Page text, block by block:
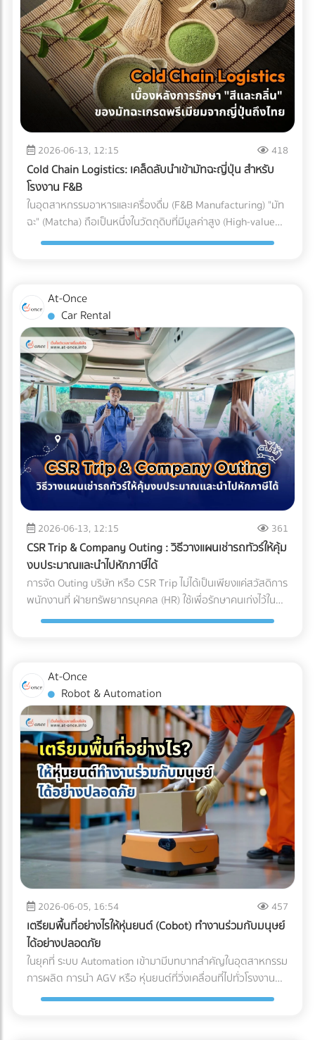
ถูกบรรจุลงตู้คอนเทนเนอร์ สำหรับธุรกิจ SME หรือองค์กรที่
ต้องการเติบโตในตลาดโลกอย่างยั่งยืน การยอมจ่ายค่าบริการที่
สมเหตุสมผลให้กับผู้เชี่ยวชาญ ย่อมเป็นทางเลือกที่ปลอดภัยและ
คุ้มค่ากว่าการยอมเสี่ยงเพื่อประหยัดงบเพียงเล็กน้อย แต่ต้องมา
นั่งเสียใจกับค่าปรับและปัญหาสินค้าติดท่าเรือในภายหลังอย่าง
(Particulate Matter Control) ในกรณีของอุปกรณ์ที่ต้องสัมผัส
กับกระแสเลือดโดยตรง เช่น สายสวนหลอดเลือด (Catheters)
หรือถุงเก็บเลือด ฝุ่นผงเพียงเล็กน้อยที่ปะปนเข้าไปอาจทำให้เกิด
ภาวะลิ่มเลือดอุดตัน หรือการอักเสบขั้นรุนแรงในร่างกายผู้ป่วยได้
ระบบ Cleanroom จะคอยกรองฝุ่นละออง สะเก็ดผิวหนัง หรือ
เส้นผมของพนักงาน ไม่ให้หลุดรอดลงไปในไลน์การผลิตอย่าง
เด็ดขาด 3. การควบคุมอุณหภูมิและความชื้น (Temperature &
Humidity) พลาสติกเกรดการแพทย์บางชนิดมีความไวต่อ
ความชื้นและอุณหภูมิ หากสภาพแวดล้อมแกว่งไปมา อาจส่งผล
ต่อขนาด (Dimension) และความแข็งแรงของชิ้นงาน
Cleanroom จะช่วยรักษาสภาพแวดล้อมให้คงที่ ทำให้ชิ้นส่วน
พลาสติกทุกชิ้นที่ถูกฉีดออกมามีขนาดที่แม่นยำ (Precision) ตาม
ที่วิศวกรออกแบบไว้ การบรรจุภัณฑ์ (Packaging): ขั้นตอนชี้ชะตา
ภายใน Cleanroom จุดบอดที่หลายคนมักมองข้ามคือ
กระบวนการบรรจุ แม้ชิ้นส่วนพลาสติกจะถูกผลิตออกมาอย่าง
ในโรงงานมาตรฐาน การนำชิ้นส่วนพลาสติกออกจากแม่พิมพ์
(Demolding), การประกอบชิ้นส่วน (Assembly), และ การซีล
บรรจุภัณฑ์ (Sealing) จะต้องดำเนินการให้เสร็จสิ้นภายใน
Cleanroom ทั้งหมด บรรจุภัณฑ์ที่ใช้มักเป็นถุงฟอยล์หรือถุง
Tyvek ที่ได้มาตรฐานการแพทย์ เมื่อซีลปิดผนึกเรียบร้อยแล้ว จึง
จะสามารถนำชิ้นงานนั้นออกจาก Cleanroom สู่คลังสินค้าปกติ
ได้ บทสรุป: ความมั่นใจที่ส่งต่อถึงมือผู้ป่วย การลงทุนสร้างและ
บำรุงรักษา Cleanroom มีต้นทุนที่สูงมาก ทั้งค่าระบบปรับอากาศ
ค่าชุดป้องกัน (Gowning) และการตรวจสอบมาตรฐานประจำปี แต่
สำหรับอุตสาหกรรมการแพทย์ นี่คือการลงทุนที่ประเมินค่าไม่ได้
สำหรับฝ่ายจัดซื้อหรือเจ้าของแบรนด์อุปกรณ์การแพทย์ การ
เลือกพาร์ทเนอร์ หรือ OEM โรงงานพลาสติกที่ได้รับการรับรอง
มาตรฐาน Cleanroom (ISO 14644) และระบบบริหารงาน
คุณภาพสำหรับเครื่องมือแพทย์ (ISO 13485) ไม่เพียงแต่ช่วยลด
ความเสี่ยงในการถูกตีกลับสินค้า (Product Recall) แต่ยัง
เป็นการสร้างความมั่นใจสูงสุดว่า ผลิตภัณฑ์ของคุณจะปลอดภัย
และพร้อมช่วยชีวิตผู้ป่วยได้อย่างแท้จริง
Parts) ที่ต้องทนต่อแรงดันและอุณหภูมิที่เปลี่ยนแปลงตลอดเวลา
หากเลือกใช้ชิ้นส่วนที่ไม่ได้มาตรฐาน นี่คือสิ่งที่อาจต้องจ่ายคืนใน
ภายหลัง: 1. ต้นทุนจากของเสียและเวลาสูญเปล่าในไลน์ผลิต
(False Reject & Downtime) อะไหล่ที่ราคาถูกมักจะแลกมากับ
การควบคุมคุณภาพ (QC) ที่หละหลวม สมมติว่ามีการนำ Stop
Valve ที่ไม่ได้มาตรฐานมาประกอบ เมื่อถึงขั้นตอนทดสอบแรงดัน
แล้วพบว่าวาล์วเกิดการรั่วซึม สิ่งที่ตามมาคือโรงงานต้องหยุด
สายพานการผลิต เสียเวลาถอดประกอบใหม่ และสูญเสียต้นทุน
ค่าแรงของพนักงานไปอย่างเปล่าประโยชน์ (Downtime Cost) 2.
ค่าใช้จ่ายในการเคลมสินค้าและชื่อเสียงที่เสียไป (Warranty
Claims & Reputation) "ความทนทาน" คือหัวใจของเครื่องปรับ
อากาศ ชิ้นส่วนอย่าง Accumulator ทำหน้าที่สำคัญในการดักจับ
ของเหลวไม่ให้ไหลกลับเข้าไปทำลายคอมเพรสเซอร์ หาก
Accumulator เกิดสนิมทะลุ หรือดักของเหลวไม่ได้
คอมเพรสเซอร์จะพังก่อนหมดอายุการใช้งานทันที ต้นทุนในการ
หลายร้อยเท่า 3. ต้นทุนจากการไม่ผ่านมาตรฐานสากล
(Compliance Risks) ในปี 2026 ทั่วโลกหันมาใช้น้ำยาแอร์รักษ์
โลก (Eco-Friendly Refrigerants) ซึ่งมักจะมีแรงดันสูงกว่า
น้ำยาแอร์ยุคเก่า ชิ้นส่วนราคาถูกอาจไม่ได้ถูกออกแบบมาเพื่อ
รองรับสเปกใหม่นี้ ทำให้ไม่ผ่านมาตรฐานความปลอดภัย
นอกจากนี้ หากซัพพลายเออร์ต้นทางไม่มีระบบจัดการสิ่ง
แวดล้อมที่ดี โรงงานก็อาจเผชิญความยากลำบากในการขอใบรับ
รองสากลเพื่อส่งออกสินค้าไปต่างประเทศ บทสรุป: การเปลี่ยน
มุมมองจาก "ราคา" สู่ "ความคุ้มค่า" แบรนด์ผู้ผลิตเครื่องปรับ
อากาศชั้นนำระดับโลก ล้วนเข้าใจถึงกฎข้อนี้ดี พวกเขาจึงมักไม่
ประนีประนอมกับชิ้นส่วนกลไกที่อยู่ภายใน และเจาะจงเลือกใช้ผู้
ผลิตชิ้นส่วน (OEM) ที่มีกระบวนการตรวจสอบคุณภาพแบบ
Standards หรือมาตรฐาน ISO) เท่านั้น การเปลี่ยนมุมมองจาก
การหา "อะไหล่ที่ถูกที่สุด" เป็น "อะไหล่ที่ลดความเสี่ยงได้มากที่สุด"
คือกุญแจสำคัญที่ทำให้องค์กรเติบโตอย่างยั่งยืน การเลือก
ซัพพลายเออร์จึงไม่ใช่แค่การเปรียบเทียบใบเสนอราคา แต่คือการ
มองหา "พาร์ทเนอร์เชิงกลยุทธ์" ที่สามารถช่วยควบคุม Total
Cost of Ownership ได้อย่างแท้จริง ท้ายที่สุดแล้ว การลงทุนกับ
ชิ้นส่วนที่มีคุณภาพตั้งแต่ต้นทาง ย่อมเป็นทางเลือกที่คุ้มค่ากว่า
2026-06-13, 12:15 418
Cold Chain Logistics: เคล็ดลับนำเข้ามัทฉะญี่ปุ่น สำหรับ
โรงงาน F&B
ในอุตสาหกรรมอาหารและเครื่องดื่ม (F&B Manufacturing) "มัท
ฉะ" (Matcha) ถือเป็นหนึ่งในวัตถุดิบที่มีมูลค่าสูง (High-value
Ingredient) และได้รับความนิยมอย่างต่อเนื่อง แต่ในขณะเดียวกัน
การขนส่งผงชาใส่ตู้คอนเทนเนอร์แล้วจบไป เพราะหากขาดการ
บริหารจัดการซัพพลายเชนที่ถูกต้อง สิ่งที่ส่งมาถึงหน้าโรงงาน
อาจกลายเป็นเพียง "ผงชาสีหม่น" ที่สูญเสียทั้งเอกลักษณ์และ
มูลค่า กุญแจสำคัญที่อยู่เบื้องหลังการคงสภาพความสดใหม่ สี
เขียวสว่าง และกลิ่นอูมามิของมัทฉะไว้ได้อย่างสมบูรณ์แบบ คือ
ระบบขนส่งที่เรียกว่า Cold Chain Logistics (ระบบห่วงโซ่ความ
เย็น) ทำไม "มัทฉะ" ถึงต้องการการดูแลระดับพิเศษ? ก่อนจะเข้าใจ
ความสำคัญของการขนส่ง ต้องเข้าใจธรรมชาติของผงมัทฉะ
ก่อน มัทฉะคือการนำใบชาทั้งใบไปบดละเอียดด้วยโม่หินจนเป็นผง
ขนาดไมครอน ทำให้ตัวผงชามีพื้นที่ผิวสัมผัสกับอากาศมาก ศัตรู
ตัวร้ายที่ทำลายคุณภาพของมัทฉะมีอยู่ 3 ประการหลัก: ความ
ร้อน (Heat): อุณหภูมิที่สูงเกินไปจะเร่งกระบวนการสลายตัวของ
คลอโรฟิลล์ (Chlorophyll) ทำให้สีเขียวสว่างสดใส (Vibrant
Green) กลายเป็นสีเหลืองอมน้ำตาล (Yellowish-brown)
ออกซิเจน (Oxygen): ทำให้เกิดปฏิกิริยาออกซิเดชัน (Oxidation)
ซึ่งจะทำลายสารประกอบที่ให้กลิ่นหอม (Aroma) และสารต้าน
อนุมูลอิสระ (Catechins) ทำให้รสชาติอูมามิหายไป และเกิดความ
ขมฝาดขึ้นมาแทน ความชื้นและแสง (Moisture & Light): เร่งการ
เติบโตของจุลินทรีย์ และทำให้สีของชาซีดจางลงอย่างรวดเร็ว
Cold Chain Logistics ทำงานอย่างไรในเส้นทาง ญี่ปุ่น-ไทย?
รอยต่อ" (Seamless Temperature Control) ตั้งแต่หน้าฟาร์มที่
ญี่ปุ่นจนถึงประตูโรงงานในไทย 1. Origin (ต้นทางที่ญี่ปุ่น):
กระบวนการเริ่มต้นตั้งแต่หลังจากการบด ผงมัทฉะจะถูกบรรจุใน
ถุงฟอยล์ทึบแสงแบบสุญญากาศ หรือซีลพร้อมซองดูดออกซิเจน
ทันที จากนั้นจะถูกนำไปจัดเก็บในคลังสินค้าควบคุมอุณหภูมิ (มัก
จะต่ำกว่า 15°C หรือในบางเกรดอาจติดลบ) 2. Transit (ระหว่าง
การเดินทาง): การขนส่งทางเรือ (Ocean Freight) จากญี่ปุ่นมา
ไทยใช้เวลาประมาณ 10-14 วัน หากใช้ตู้คอนเทนเนอร์ปกติ (Dry
Container) อุณหภูมิภายในตู้อาจพุ่งสูงถึง 50-60°C ในตอน
กลางวัน ซึ่งจะอบผงมัทฉะจนเสื่อมสภาพทั้งหมด ธุรกิจ B2B จึง
ต้องเลือกใช้ ตู้คอนเทนเนอร์ควบคุมอุณหภูมิ (Reefer
Container) ที่สามารถตั้งค่าอุณหภูมิให้คงที่ตลอดการเดินทาง
ฝ่ามหาสมุทร 3. Destination (ปลายทางที่ไทย): เมื่อสินค้าถึง
ท่าเรือประเทศไทย ความท้าทายคือ "อุณหภูมิภายนอกที่ร้อนจัด"
กระบวนการเคลียร์สินค้าทางศุลกากร (Customs Clearance)
ต้องทำอย่างรวดเร็ว และขนถ่ายสินค้าขึ้นรถบรรทุกห้องเย็น
(Refrigerated Truck) ทันที เพื่อนำไปจัดเก็บในคลังสินค้าปรับ
อากาศของโรงงาน รอการเบิกจ่ายเข้าสู่สายพานการผลิตต่อไป
ผลตอบแทนของการลงทุนใน Cold Chain สำหรับโรงงาน F&B
หลายองค์กรอาจมองว่าค่าใช้จ่ายในระบบ Cold Chain Logistics
At-Once
Car Rental
2026-06-13, 12:15 361
CSR Trip & Company Outing : วิธีวางแผนเช่ารถทัวร์ให้คุ้ม
งบประมาณและนำไปหักภาษีได้
การจัด Outing บริษัท หรือ CSR Trip ไม่ได้เป็นเพียงแค่สวัสดิการ
พนักงานที่ ฝ่ายทรัพยากรบุคคล (HR) ใช้เพื่อรักษาคนเก่งไว้ใน
องค์กรเท่านั้น แต่ในมุมมองของผู้บริหารและฝ่ายบัญชี กิจกรรม
หากมีการวางแผนอย่างถูกต้องตามข้อกำหนดของกรม
สรรพากร เงื่อนไขการนำค่าใช้จ่าย Outing & CSR ไปหักภาษี
บริษัท การจะตอบคำถามว่า "เช่ารถบัสจัดสัมมนา หักภาษีได้
ไหม?" ต้องพิจารณาเงื่อนไขหลัก ดังนี้: ต้องมีวัตถุประสงค์เพื่อ
การพัฒนาบุคลากร: กิจกรรมต้องมีกำหนดการ (Itinerary)
ชัดเจน เช่น มีการอบรมสัมมนา หรือทำกิจกรรม CSR ที่เป็น
ประโยชน์ต่อสังคม เป็นสิทธิประโยชน์ที่พนักงานทุกคนเข้าถึงได้:
ต้องเป็นการจัดเลี้ยงหรือสวัสดิการที่ให้สิทธิพนักงานทุกคนอย่าง
เท่าเทียม ไม่เลือกปฏิบัติเฉพาะกลุ่ม มีหลักฐานการจ่ายเงินที่ถูก
ต้อง: ต้องมีใบกำกับภาษี/ใบเสร็จรับเงินที่ระบุชื่อบริษัทของคุณ
อย่างครบถ้วน 3 เทคนิคเช่ารถทัวร์เหมาคันให้ "ประหยัดงบ" และ
ถูกต้องตามกฎหมาย การประเมินจำนวนคนและประเภทรถ
(Capacity Planning): เลือกรถให้พอดีกับจำนวนคน เช่น
พนักงาน 20 คน ควรเลือกมินิบัสแทนรถบัสขนาด 40 ที่นั่ง เพื่อ
ลดค่าใช้จ่ายส่วนเกิน การคำนวณเส้นทางและจุดแวะพัก: วางแผน
เส้นทางให้ชัดเจนเพื่อหลีกเลี่ยงการวิ่งรถอ้อม ซึ่งจะช่วยลดต้นทุน
ค่าน้ำมันและค่าล่วงเวลา (OT) ของคนขับรถ เลือกบริษัทรถเช่าที่
จดทะเบียนนิติบุคคล: ข้อนี้สำคัญที่สุด! เพื่อให้สามารถออก ใบ
กำกับภาษีค่าเช่ารถ และทำเอกสารหัก ณ ที่จ่ายได้อย่างถูกต้อง
ตามกฎหมาย เช็กลิสต์เอกสารที่ HR และจัดซื้อต้องเตรียมให้ฝ่าย
At-Once
Robot & Automation
2026-06-05, 16:54 457
เตรียมพื้นที่อย่างไรให้หุ่นยนต์ (Cobot) ทำงานร่วมกับมนุษย์
ได้อย่างปลอดภัย
ในยุคที่ ระบบ Automation เข้ามามีบทบาทสำคัญในอุตสาหกรรม
การผลิต การนำ AGV หรือ หุ่นยนต์ที่วิ่งเคลื่อนที่ไปทั่วโรงงาน
เข้ามาใช้งาน แต่คำถามที่วิศวกรและผู้จัดการโรงงานต้องตอบให้